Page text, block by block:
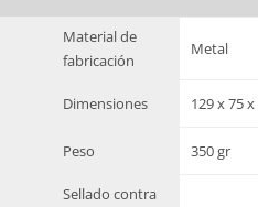
Material de
fabricación
Metal
Dimensiones 129 x 75
Peso 350 gr
Sellado contra